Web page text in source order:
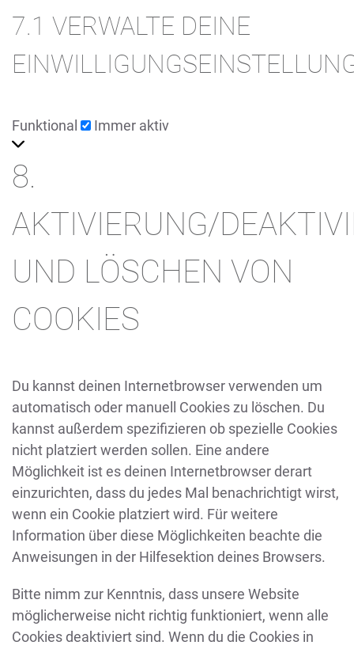
7.1 VERWALTE DEINE
Funktional Funktional
Immer aktiv
8.
AKTIVIERUNG/
UND LÖSCHEN VON
COOKIES
Du kannst deinen Internetbrowser verwenden um
automatisch oder manuell Cookies zu löschen. Du
kannst außerdem spezifizieren ob spezielle Cookies
nicht platziert werden sollen. Eine andere
Möglichkeit ist es deinen Internetbrowser derart
einzurichten, dass du jedes Mal benachrichtigt wirst,
wenn ein Cookie platziert wird. Für weitere
Information über diese Möglichkeiten beachte die
Anweisungen in der Hilfesektion deines Browsers.
Bitte nimm zur Kenntnis, dass unsere Website
möglicherweise nicht richtig funktioniert, wenn alle
Cookies deaktiviert sind. Wenn du die Cookies in